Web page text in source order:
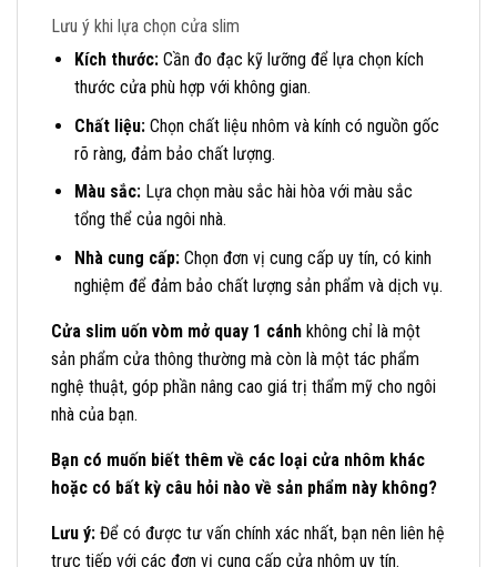
Lưu ý khi lựa chọn cửa slim
Kích thước:Cần đo đạc kỹ lưỡng để lựa chọn kích
thước cửa phù hợp với không gian.
Chất liệu:Chọn chất liệu nhôm và kính có nguồn gốc
rõ ràng, đảm bảo chất lượng.
Màu sắc:Lựa chọn màu sắc hài hòa với màu sắc
tổng thể của ngôi nhà.
Nhà cung cấp:Chọn đơn vị cung cấp uy tín, có kinh
nghiệm để đảm bảo chất lượng sản phẩm và dịch vụ.
Cửa slim uốn vòm mở quay 1 cánh không chỉ là một
sản phẩm cửa thông thường mà còn là một tác phẩm
nghệ thuật, góp phần nâng cao giá trị thẩm mỹ cho ngôi
nhà của bạn.
Bạn có muốn biết thêm về các loại cửa nhôm khác
hoặc có bất kỳ câu hỏi nào về sản phẩm này không?
Lưu ý: Để có được tư vấn chính xác nhất, bạn nên liên hệ
trực tiếp với các đơn vị cung cấp cửa nhôm uy tín.